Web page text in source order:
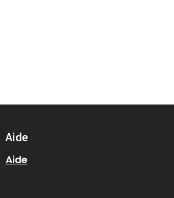
Aide
Aide